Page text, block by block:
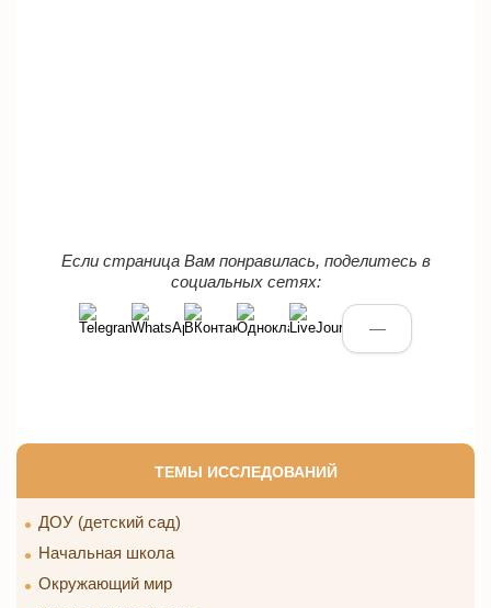
ТЕМЫ ИССЛЕДОВАНИЙ
ДОУ (детский сад)
Начальная школа
Окружающий мир
Если страница Вам понравилась, поделитесь в
социальных сетях:
—